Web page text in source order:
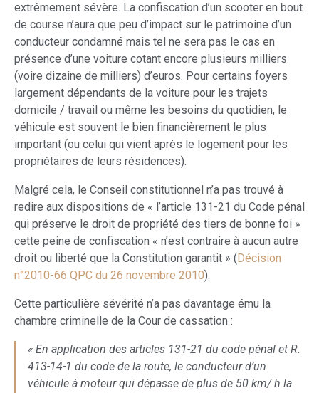
extrêmement sévère. La confiscation d’un scooter en bout
de course n’aura que peu d’impact sur le patrimoine d’un
conducteur condamné mais tel ne sera pas le cas en
présence d’une voiture cotant encore plusieurs milliers
(voire dizaine de milliers) d’euros. Pour certains foyers
largement dépendants de la voiture pour les trajets
domicile / travail ou même les besoins du quotidien, le
véhicule est souvent le bien financièrement le plus
important (ou celui qui vient après le logement pour les
propriétaires de leurs résidences).
Malgré cela, le Conseil constitutionnel n’a pas trouvé à
redire aux dispositions de « l’article 131-21 du Code pénal
qui préserve le droit de propriété des tiers de bonne foi »
cette peine de confiscation « n’est contraire à aucun autre
droit ou liberté que la Constitution garantit » ( Décision
n°2010-66 QPC du 26 novembre 2010).
Cette particulière sévérité n’a pas davantage ému la
chambre criminelle de la Cour de cassation :
« En application des articles 131-21 du code pénal et R.
413-14-1 du code de la route, le conducteur d’un
véhicule à moteur qui dépasse de plus de 50 km/ h la